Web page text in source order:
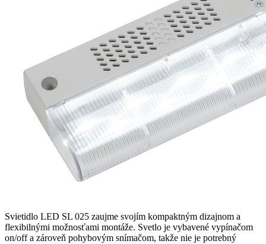
Svietidlo LED SL 025 zaujme svojím kompaktným dizajnom a
flexibilnými možnosťami montáže. Svetlo je vybavené vypínačom
on/off a zároveň pohybovým snímačom, takže nie je potrebný